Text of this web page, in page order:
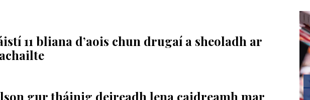
11 bliana d’aois chun drugaí a sheoladh ar
gur tháinig deireadh lena caidreamh mar